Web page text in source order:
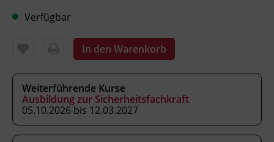
Grundsätze von Gesundheit und
die Grundzüge der
Arbeitsplatzevaluierung erläutern.
die Aufgaben, Pflichten und die Haftung
der Sicherheitsvertrauensperson
wahrnehmen.
Verfügbar
In den Warenkorb
Weiterführende Kurse
Ausbildung zur Sicherheitsfachkraft
05.10.2026 bis 12.03.2027